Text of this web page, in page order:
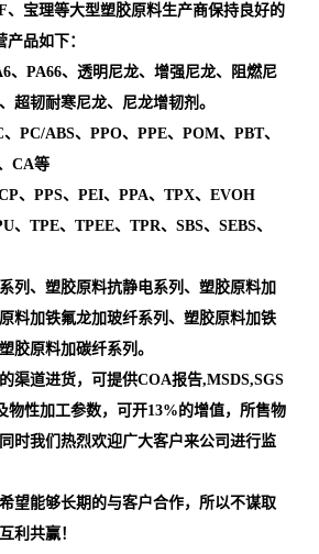
、宝理等大型塑胶原料生产商保持良好的
品如下：
、PA66、透明尼龙、增强尼龙、阻燃尼
超韧耐寒尼龙、尼龙增韧剂。
PC/ABS、PPO、PPE、POM、PBT、
CA等
、PPS、PEI、PPA、TPX、EVOH
、TPE、TPEE、TPR、SBS、SEBS、
列、塑胶原料抗静电系列、塑胶原料加
料加铁氟龙加玻纤系列、塑胶原料加铁
胶原料加碳纤系列。
渠道进货，可提供COA报告,MSDS,SGS
物性加工参数，可开13%的增值，所售物
时我们热烈欢迎广大客户来公司进行监
望能够长期的与客户合作，所以不谋取
利共赢！